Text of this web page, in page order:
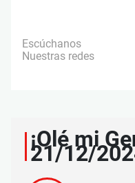
Escúchanos
Nuestras redes
¡Olé mi
21/12/